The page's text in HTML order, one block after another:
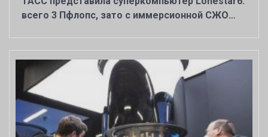
всего 3 Пфлопс, зато с иммерсионной СЖО